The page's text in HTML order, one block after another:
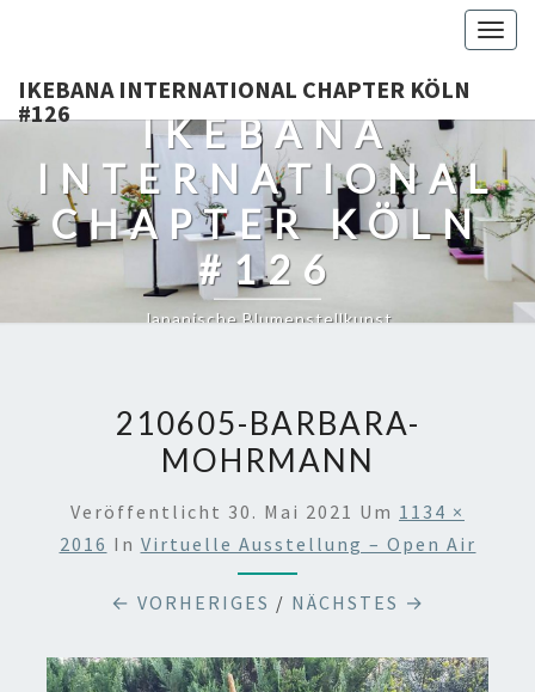
IKEBANA INTERNATIONAL CHAPTER KÖLN
#126
IKEBANA
INTERNATIONAL
CHAPTER KÖLN
#126
Japanische Blumenstellkunst
210605-BARBARA-
MOHRMANN
Veröffentlicht 30. Mai 2021 Um 1134 ×
2016 In Virtuelle Ausstellung – Open Air
← VORHERIGES / NÄCHSTES →